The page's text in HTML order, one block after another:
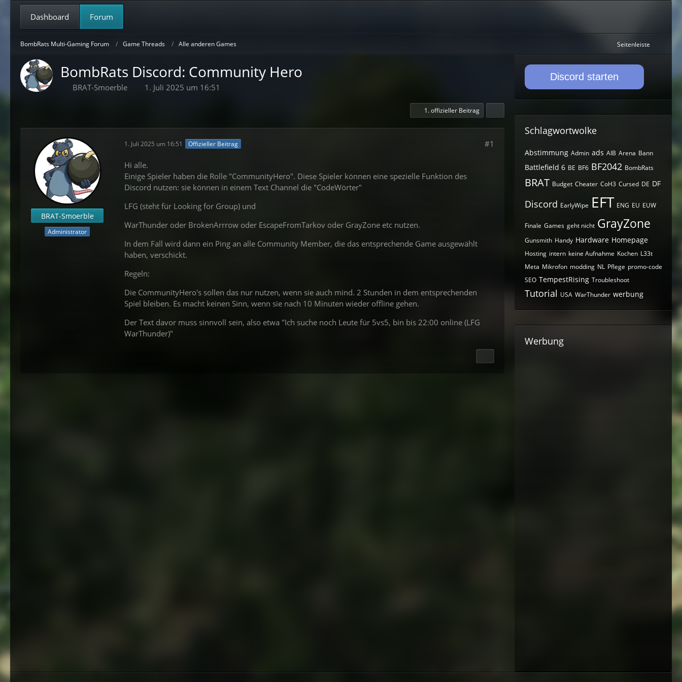
Dashboard Forum
BombRats Multi-Gaming Forum Game Threads Alle anderen Games Seitenleiste
BombRats Discord: Community Hero
BRAT-Smoerble 1. Juli 2025 um 16:51
1. offizieller Beitrag
BRAT-Smoerble
Administrator
1. Juli 2025 um 16:51 Offizieller Beitrag #1
Hi alle.
Einige Spieler haben die Rolle "CommunityHero". Diese Spieler können eine spezielle Funktion des
Discord nutzen: sie können in einem Text Channel die "CodeWörter"
LFG (steht für Looking for Group) und
WarThunder oder BrokenArrrow oder EscapeFromTarkov oder GrayZone etc nutzen.
In dem Fall wird dann ein Ping an alle Community Member, die das entsprechende Game ausgewählt
haben, verschickt.
Regeln:
Die CommunityHero's sollen das nur nutzen, wenn sie auch mind. 2 Stunden in dem entsprechenden
Spiel bleiben. Es macht keinen Sinn, wenn sie nach 10 Minuten wieder offline gehen.
Der Text davor muss sinnvoll sein, also etwa "Ich suche noch Leute für 5vs5, bin bis 22:00 online (LFG
WarThunder)"
Discord starten
Schlagwortwolke
Abstimmung Admin ads AIB Arena Bann
Battlefield 6 BE BF6 BF2042 BombRats
BRAT Budget Cheater CoH3 Cursed DE DF
Discord EarlyWipe EFT ENG EU EUW
Finale Games geht nicht GrayZone
Gunsmith Handy Hardware Homepage
Hosting intern keine Aufnahme Kochen L33t
Meta Mikrofon modding NL Pflege promo-code
SEO TempestRising Troubleshoot
Tutorial USA WarThunder werbung
Werbung